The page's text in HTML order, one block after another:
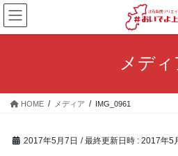
コ
ン
テ
ス
ナ
ビ
ゲ
ン
メディ
HOME メディア IMG_0961
2017年5月7日 / 最終更新日時 : 2017年5